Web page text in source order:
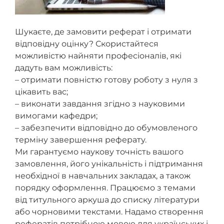
Шукаєте, де замовити реферат і отримати
відповідну оцінку? Скористайтеся
можливістю найняти професіоналів, які
дадуть вам можливість:
– отримати повністю готову роботу з нуля з
цікавить вас;
– виконати завдання згідно з науковими
вимогами кафедри;
– забезпечити відповідно до обумовленого
терміну завершення реферату.
Ми гарантуємо наукову точність вашого
замовлення, його унікальність і підтримання
необхідної в навчальних закладах, а також
порядку оформлення. Працюємо з темами
від титульного аркуша до списку літератури
або чорновими текстами. Надамо створення